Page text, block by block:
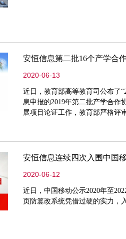
2020-06-13
近日，教育部高等教育司公布了
息申报的2019年第二批产学合作
展项目论证工作，教育部严格评
安恒信息连续四次入围中国
2020-06-12
近日，中国移动公示2020年至
页防篡改系统凭借过硬的实力，